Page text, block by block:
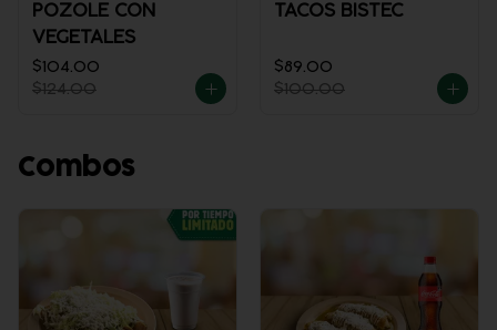
POZOLE CON
VEGETALES
$104.00
$124.00
TACOS BISTEC
$89.00
$100.00
Combos